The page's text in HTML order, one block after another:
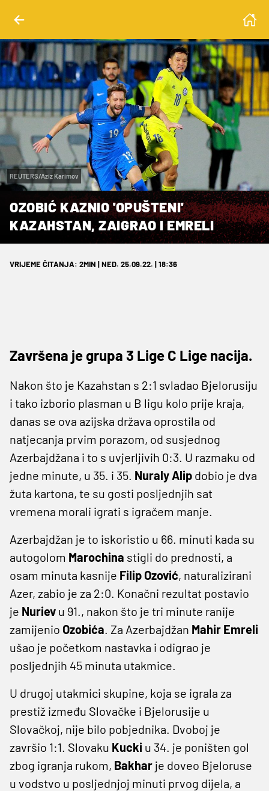
REUTERS/Aziz Karimov
OZOBIĆ KAZNIO 'OPUŠTENI'
KAZAHSTAN, ZAIGRAO I EMRELI
VRIJEME ČITANJA: 2MIN | NED. 25.09.22. | 18:36
Završena je grupa 3 Lige C Lige nacija.
Nakon što je Kazahstan s 2:1 svladao Bjelorusiju
i tako izborio plasman u B ligu kolo prije kraja,
danas se ova azijska država oprostila od
natjecanja prvim porazom, od susjednog
Azerbajdžana i to s uvjerljivih 0:3. U razmaku od
jedne minute, u 35. i 35. Nuraly Alip dobio je dva
žuta kartona, te su gosti posljednjih sat
vremena morali igrati s igračem manje.
Azerbajdžan je to iskoristio u 66. minuti kada su
autogolom Marochina stigli do prednosti, a
osam minuta kasnije Filip Ozović, naturalizirani
Azer, zabio je za 2:0. Konačni rezultat postavio
je Nuriev u 91., nakon što je tri minute ranije
zamijenio Ozobića. Za Azerbajdžan Mahir Emreli
ušao je početkom nastavka i odigrao je
posljednjih 45 minuta utakmice.
U drugoj utakmici skupine, koja se igrala za
prestiž između Slovačke i Bjelorusije u
Slovačkoj, nije bilo pobjednika. Dvoboj je
završio 1:1. Slovaku Kucki u 34. je poništen gol
zbog igranja rukom, Bakhar je doveo Bjeloruse
u vodstvo u posljednjoj minuti prvog dijela, a